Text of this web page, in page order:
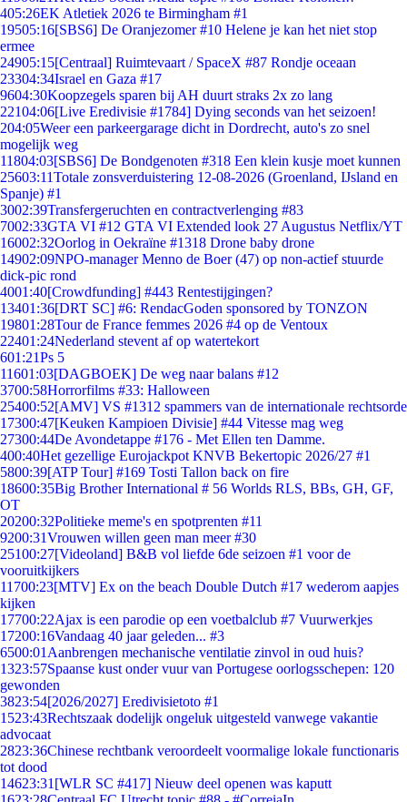
405:26EK Atletiek 2026 te Birmingham #1
19505:16[SBS6] De Oranjezomer #10 Helene je kan het niet stop
ermee
24905:15[Centraal] Ruimtevaart / SpaceX #87 Rondje oceaan
23304:34Israel en Gaza #17
9604:30Koopzegels sparen bij AH duurt straks 2x zo lang
22104:06[Live Eredivisie #1784] Dying seconds van het seizoen!
204:05Weer een parkeergarage dicht in Dordrecht, auto's zo snel
mogelijk weg
11804:03[SBS6] De Bondgenoten #318 Een klein kusje moet kunnen
25603:11Totale zonsverduistering 12-08-2026 (Groenland, IJsland en
Spanje) #1
3002:39Transfergeruchten en contractverlenging #83
7002:33GTA VI #12 GTA VI Extended look 27 Augustus Netflix/YT
16002:32Oorlog in Oekraïne #1318 Drone baby drone
14902:09NPO-manager Menno de Boer (47) op non-actief stuurde
dick-pic rond
4001:40[Crowdfunding] #443 Rentestijgingen?
13401:36[DRT SC] #6: RendacGoden sponsored by TONZON
19801:28Tour de France femmes 2026 #4 op de Ventoux
22401:24Nederland stevent af op watertekort
601:21Ps 5
11601:03[DAGBOEK] De weg naar balans #12
3700:58Horrorfilms #33: Halloween
25400:52[AMV] VS #1312 spammers van de internationale rechtsorde
17300:47[Keuken Kampioen Divisie] #44 Vitesse mag weg
27300:44De Avondetappe #176 - Met Ellen ten Damme.
400:40Het gezellige Eurojackpot KNVB Bekertopic 2026/27 #1
5800:39[ATP Tour] #169 Tosti Tallon back on fire
18600:35Big Brother International # 56 Worlds RLS, BBs, GH, GF,
OT
20200:32Politieke meme's en spotprenten #11
9200:31Vrouwen willen geen man meer #30
25100:27[Videoland] B&B vol liefde 6de seizoen #1 voor de
vooruitkijkers
11700:23[MTV] Ex on the beach Double Dutch #17 wederom aapjes
kijken
17700:22Ajax is een parodie op een voetbalclub #7 Vuurwerkjes
17200:16Vandaag 40 jaar geleden... #3
6500:01 Aanbrengen mechanische ventilatie zinvol in oud huis?
1323:57Spaanse kust onder vuur van Portugese oorlogsschepen: 120
gewonden
3823:54[2026/2027] Eredivisietoto #1
1523:43Rechtszaak dodelijk ongeluk uitgesteld vanwege vakantie
advocaat
2823:36Chinese rechtbank veroordeelt voormalige lokale functionaris
tot dood
14623:31 [WLR SC #417] Nieuw deel openen was kaputt